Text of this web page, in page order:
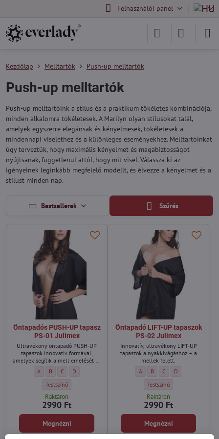
Felhasználói panel
Kezdőlap Melltartók Push-up melltartók
Push-up melltartók
Push-up melltartóink a stílus és a praktikum tökéletes kombinációja,
minden alkalomra tökéletesek. A Marilyn olyan stílusokat talál,
amelyek egyszerre elegánsak és kényelmesek, tökéletesek a
mindennapi viselethez és a különleges eseményekhez. Melltartóinkat
úgy terveztük, hogy maximális kényelmet és magabiztosságot
nyújtsanak, függetlenül attól, hogy mit visel. Válassza ki az
igényeinek leginkább megfelelő modellt, és élvezze a kényelmet és a
stílust minden nap.
Bestsellerek Szűrés
Öntapadós PUSH-UP tapasz
PS-01 Julimex
Ultravékony öntapadó PUSH-UP
tapaszok innovatív formával,
amelyek segítik a mell emelését és
Öntapadós PUSH-UP tapasz PS-01 Julimex - Méret:
A Öntapadós PUSH-UP tapasz PS-01 Julimex - Méret:
B Öntapadós PUSH-UP tapasz PS-01 Julimex - Méret:
C Öntapadós PUSH-UP tapasz PS-01 Julimex - Méret:
D
Öntapadós PUSH-UP tapasz PS-01 Julimex - Szín:
Testszínű
Raktáron
2990 Ft
Megnézni
Öntapadó LIFT-UP tapaszok
PS-02 Julimex
Innovatív, ultravékony LIFT-UP
tapaszok a nyakkivágáshoz – a
mellek felett.
Öntapadó LIFT-UP tapaszok
A Öntapadó LIFT-UP
B Öntapadó LIFT-UP
C Öntapadó LIFT-
D
Öntapadó LIFT-UP tapaszok
Testszínű
Raktáron
2990 Ft
Megnézni